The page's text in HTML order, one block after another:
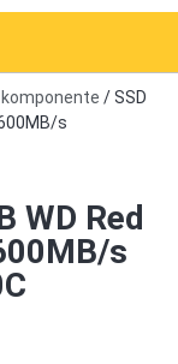
/ SSD
s
WD Red
s